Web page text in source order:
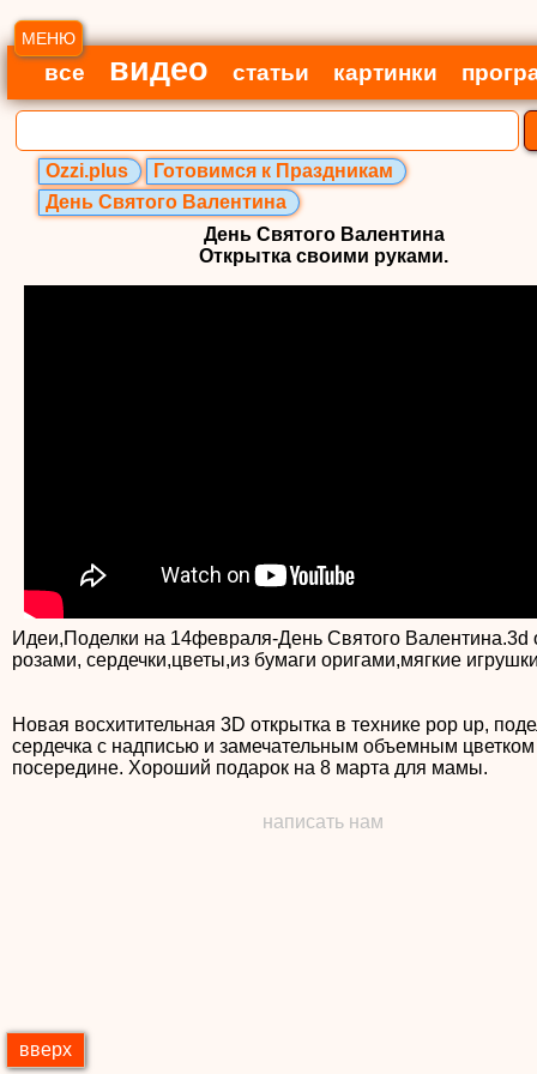
МЕНЮ
все видео статьи картинки
Ozzi.plus
Готовимся к Праздникам
День Святого Валентина
День Святого Валентина
Открытка своими руками.
Идеи,Поделки на 14февраля-День Святого Валентина.3d
розами, сердечки,цветы,из бумаги оригами,мягкие
Новая восхитительная 3D открытка в технике pop up,
сердечка с надписью и замечательным объемным цветком
посередине. Хороший подарок на 8 марта для мамы.
написать нам
вверх